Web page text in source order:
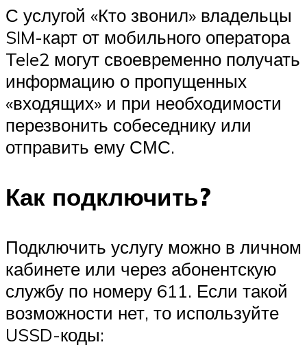
С услугой «Кто звонил» владельцы
SIM-карт от мобильного оператора
Tele2 могут своевременно получать
информацию о пропущенных
«входящих» и при необходимости
перезвонить собеседнику или
отправить ему СМС.
Как подключить?
Подключить услугу можно в личном
кабинете или через абонентскую
службу по номеру 611. Если такой
возможности нет, то используйте
USSD-коды: